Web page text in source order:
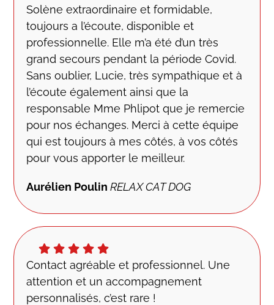
Solène extraordinaire et formidable,
toujours a l’écoute, disponible et
professionnelle. Elle m’a été d’un très
grand secours pendant la période Covid.
Sans oublier, Lucie, très sympathique et à
l’écoute également ainsi que la
responsable Mme Phlipot que je remercie
pour nos échanges. Merci à cette équipe
qui est toujours à mes côtés, à vos côtés
pour vous apporter le meilleur.
Aurélien PoulinRELAX CAT DOG
Contact agréable et professionnel. Une
attention et un accompagnement
personnalisés, c’est rare !